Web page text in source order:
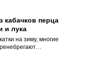
кабачков перца
и лука
на зиму, многие